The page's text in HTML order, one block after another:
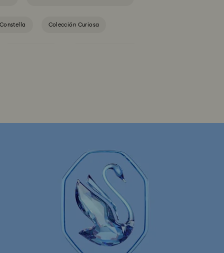
Colección Curiosa
y Joyas de Mickey Mouse
Figuras y Joyas de la Capitana Marvel
de joyas y figuras de los Minions
Personajes y regalos de Disney